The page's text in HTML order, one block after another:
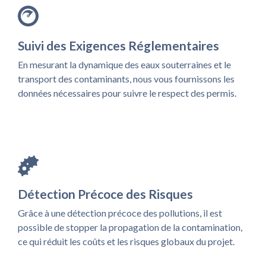
Suivi des Exigences Réglementaires
En mesurant la dynamique des eaux souterraines et le
transport des contaminants, nous vous fournissons les
données nécessaires pour suivre le respect des permis.
Détection Précoce des Risques
Grâce à une détection précoce des pollutions, il est
possible de stopper la propagation de la contamination,
ce qui réduit les coûts et les risques globaux du projet.